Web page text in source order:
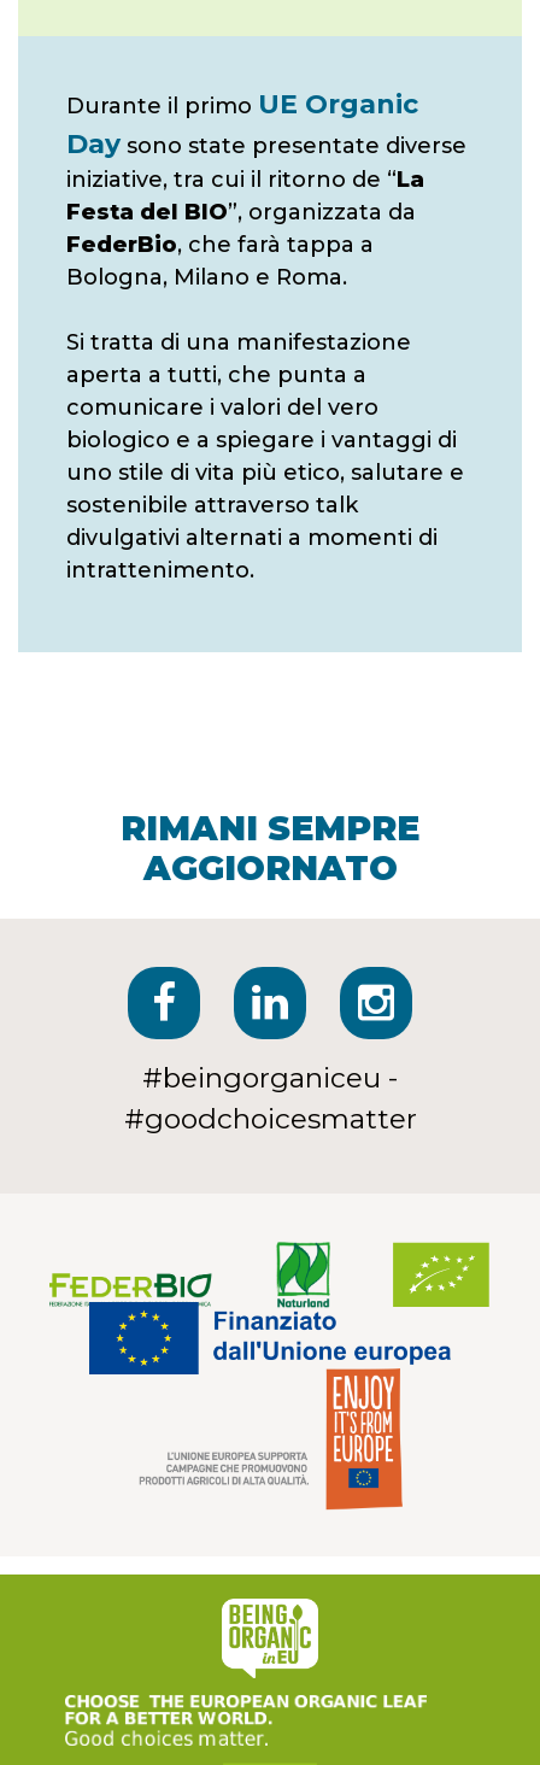
Durante il primo UE Organic
Daysono state presentate diverse
iniziative, tra cui il ritorno de “La
Festa del BIO”, organizzata da
FederBio, che farà tappa a
Bologna, Milano e Roma.
Si tratta di una manifestazione
aperta a tutti, che punta a
comunicare i valori del vero
biologico e a spiegare i vantaggi di
uno stile di vita più etico, salutare e
sostenibile attraverso talk
divulgativi alternati a momenti di
intrattenimento.
RIMANI SEMPRE
AGGIORNATO
#beingorganiceu -
#goodchoicesmatter